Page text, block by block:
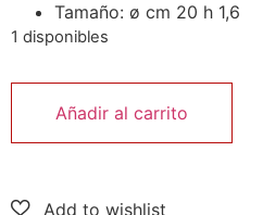
Tamaño: ø cm 20 h 1,6
1 disponibles
Añadir al carrito